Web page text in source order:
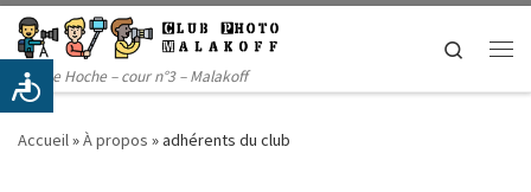
Passer au contenu
14 rue Hoche – cour n°3 – Malakoff
Search
Accueil»À propos »adhérents du club